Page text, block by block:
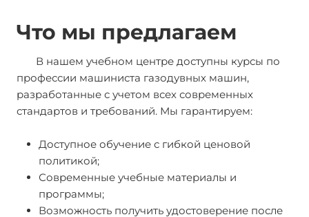
Что мы предлагаем
В нашем учебном центре доступны курсы по
профессии машиниста газодувных машин,
разработанные с учетом всех современных
стандартов и требований. Мы гарантируем:
Доступное обучение с гибкой ценовой
политикой;
Современные учебные материалы и
программы;
Возможность получить удостоверение после